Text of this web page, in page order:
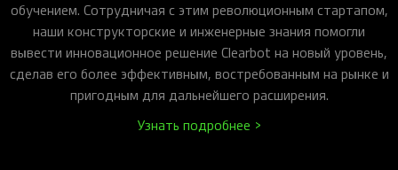
обучением. Сотрудничая с этим революционным стартапом,
наши конструкторские и инженерные знания помогли
вывести инновационное решение Clearbot на новый уровень,
сделав его более эффективным, востребованным на рынке и
пригодным для дальнейшего расширения.
Узнать подробнее >